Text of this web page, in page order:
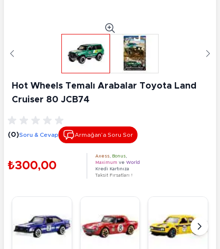
Hot Wheels Temalı Arabalar Toyota Land
Cruiser 80 JCB74
(0)Soru & Cevap Armağan’a Soru Sor
₺300,00
Axess Bonus
Maximum ve World
Kredi Kartınıza
Taksit Fırsatları !